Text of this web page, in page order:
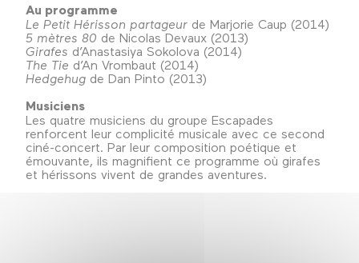
Au programme
Le Petit Hérisson partageur de Marjorie Caup (2014)
5 mètres 80 de Nicolas Devaux (2013)
Girafes d’Anastasiya Sokolova (2014)
The Tie d’An Vrombaut (2014)
Hedgehug de Dan Pinto (2013)
Musiciens
Les quatre musiciens du groupe Escapades
renforcent leur complicité musicale avec ce second
ciné-concert. Par leur composition poétique et
émouvante, ils magnifient ce programme où girafes
et hérissons vivent de grandes aventures.